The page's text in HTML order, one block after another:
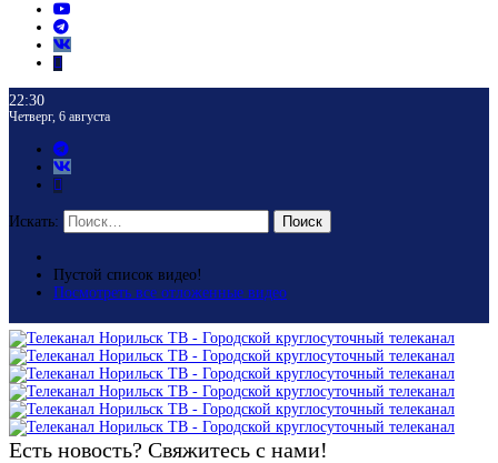
22:30
Четверг, 6 августа
Искать: Поиск
Пустой список видео!
Посмотреть все отложенные видео
Есть новость? Свяжитесь с нами!